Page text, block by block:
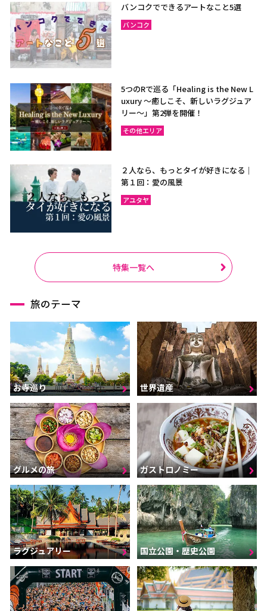
バンコクでできるアートなこと5選
バンコク
5つのRで巡る「Healing is the New L
uxury ～癒しこそ、新しいラグジュア
リー〜」第2弾を開催！
その他エリア
２人なら、もっとタイが好きになる｜
第１回：愛の風景
アユタヤ
特集一覧へ
旅のテーマ
お寺巡り 世界遺産
グルメの旅 ガストロノミー
ラグジュアリー 国立公園・歴史公園